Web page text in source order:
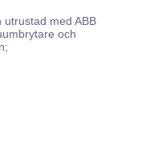
utrustad med ABB
och